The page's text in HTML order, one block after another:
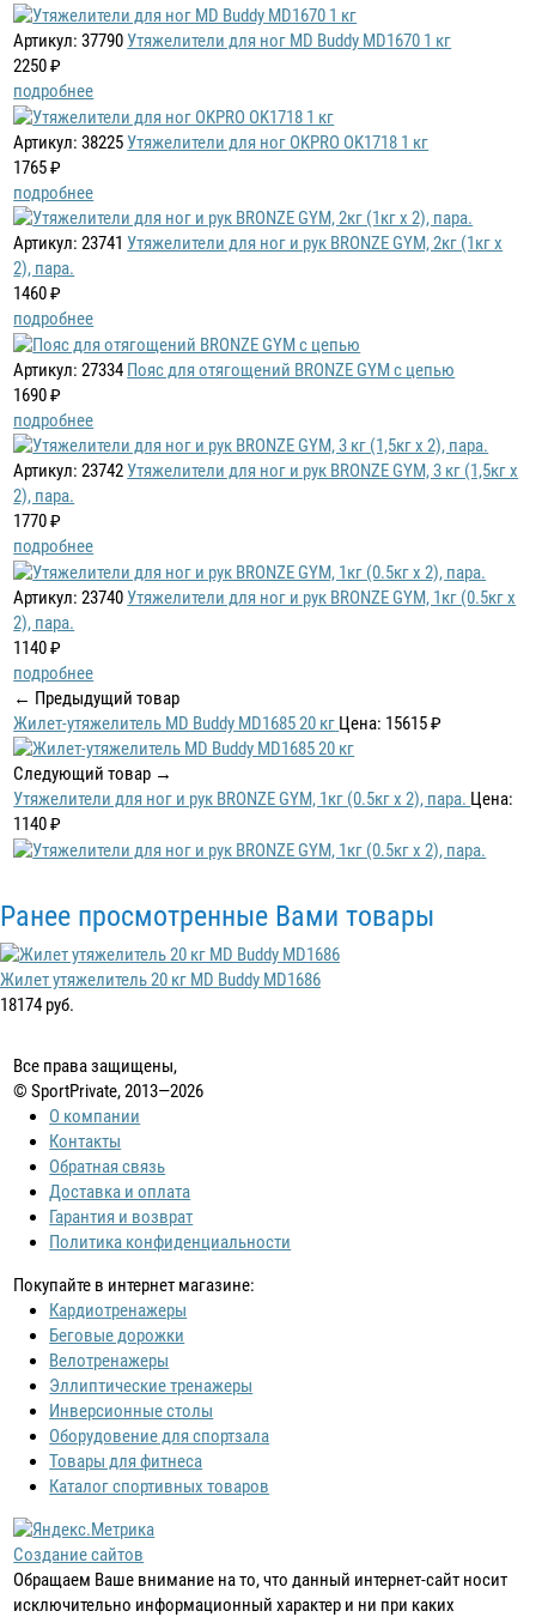
Артикул: 37790Утяжелители для ног MD Buddy MD1670 1 кг
2250 ₽
подробнее
Артикул: 38225Утяжелители для ног OKPRO OK1718 1 кг
1765 ₽
подробнее
Артикул: 23741 Утяжелители для ног и рук BRONZE GYM, 2кг (1кг х
2), пара.
1460 ₽
подробнее
Артикул: 27334 Пояс для отягощений BRONZE GYM с цепью
1690 ₽
подробнее
Артикул: 23742Утяжелители для ног и рук BRONZE GYM, 3 кг (1,5кг х
2), пара.
1770 ₽
подробнее
Артикул: 23740Утяжелители для ног и рук BRONZE GYM, 1кг (0.5кг х
2), пара.
1140 ₽
подробнее
← Предыдущий товар
Жилет-утяжелитель MD Buddy MD1685 20 кг Цена: 15615 ₽
Следующий товар →
Утяжелители для ног и рук BRONZE GYM, 1кг (0.5кг х 2), пара. Цена:
1140 ₽
Ранее просмотренные Вами товары
Жилет утяжелитель 20 кг MD Buddy MD1686
18174 руб.
Все права защищены,
© SportPrivate, 2013—2026
О компании
Контакты
Обратная связь
Доставка и оплата
Гарантия и возврат
Политика конфиденциальности
Покупайте в интернет магазине:
Кардиотренажеры
Беговые дорожки
Велотренажеры
Эллиптические тренажеры
Инверсионные столы
Оборудовение для спортзала
Товары для фитнеса
Каталог спортивных товаров
Создание сайтов
Обращаем Ваше внимание на то, что данный интернет-сайт носит
исключительно информационный характер и ни при каких